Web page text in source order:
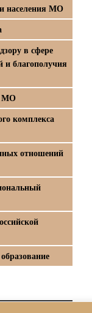
населения МО
в сфере
и благополучия
МО
комплекса
отношений